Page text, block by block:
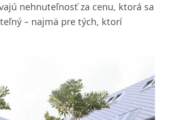
nehnuteľnosť za cenu, ktorá sa
– najmä pre tých, ktorí